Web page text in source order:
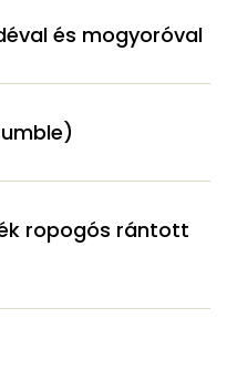
és mogyoróval
ropogós rántott